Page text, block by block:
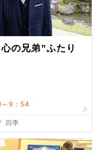
の兄弟”ふたり
9：54
四季